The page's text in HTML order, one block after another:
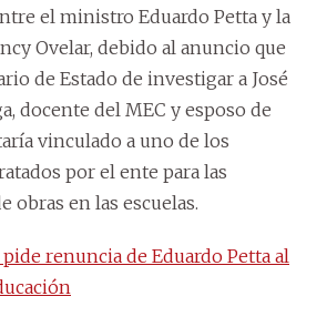
el ministro Eduardo Petta y la
Ovelar, debido al anuncio que
de Estado de investigar a José
docente del MEC y esposo de
vinculado a uno de los
por el ente para las
obras en las escuelas.
pide renuncia de Eduardo Petta al